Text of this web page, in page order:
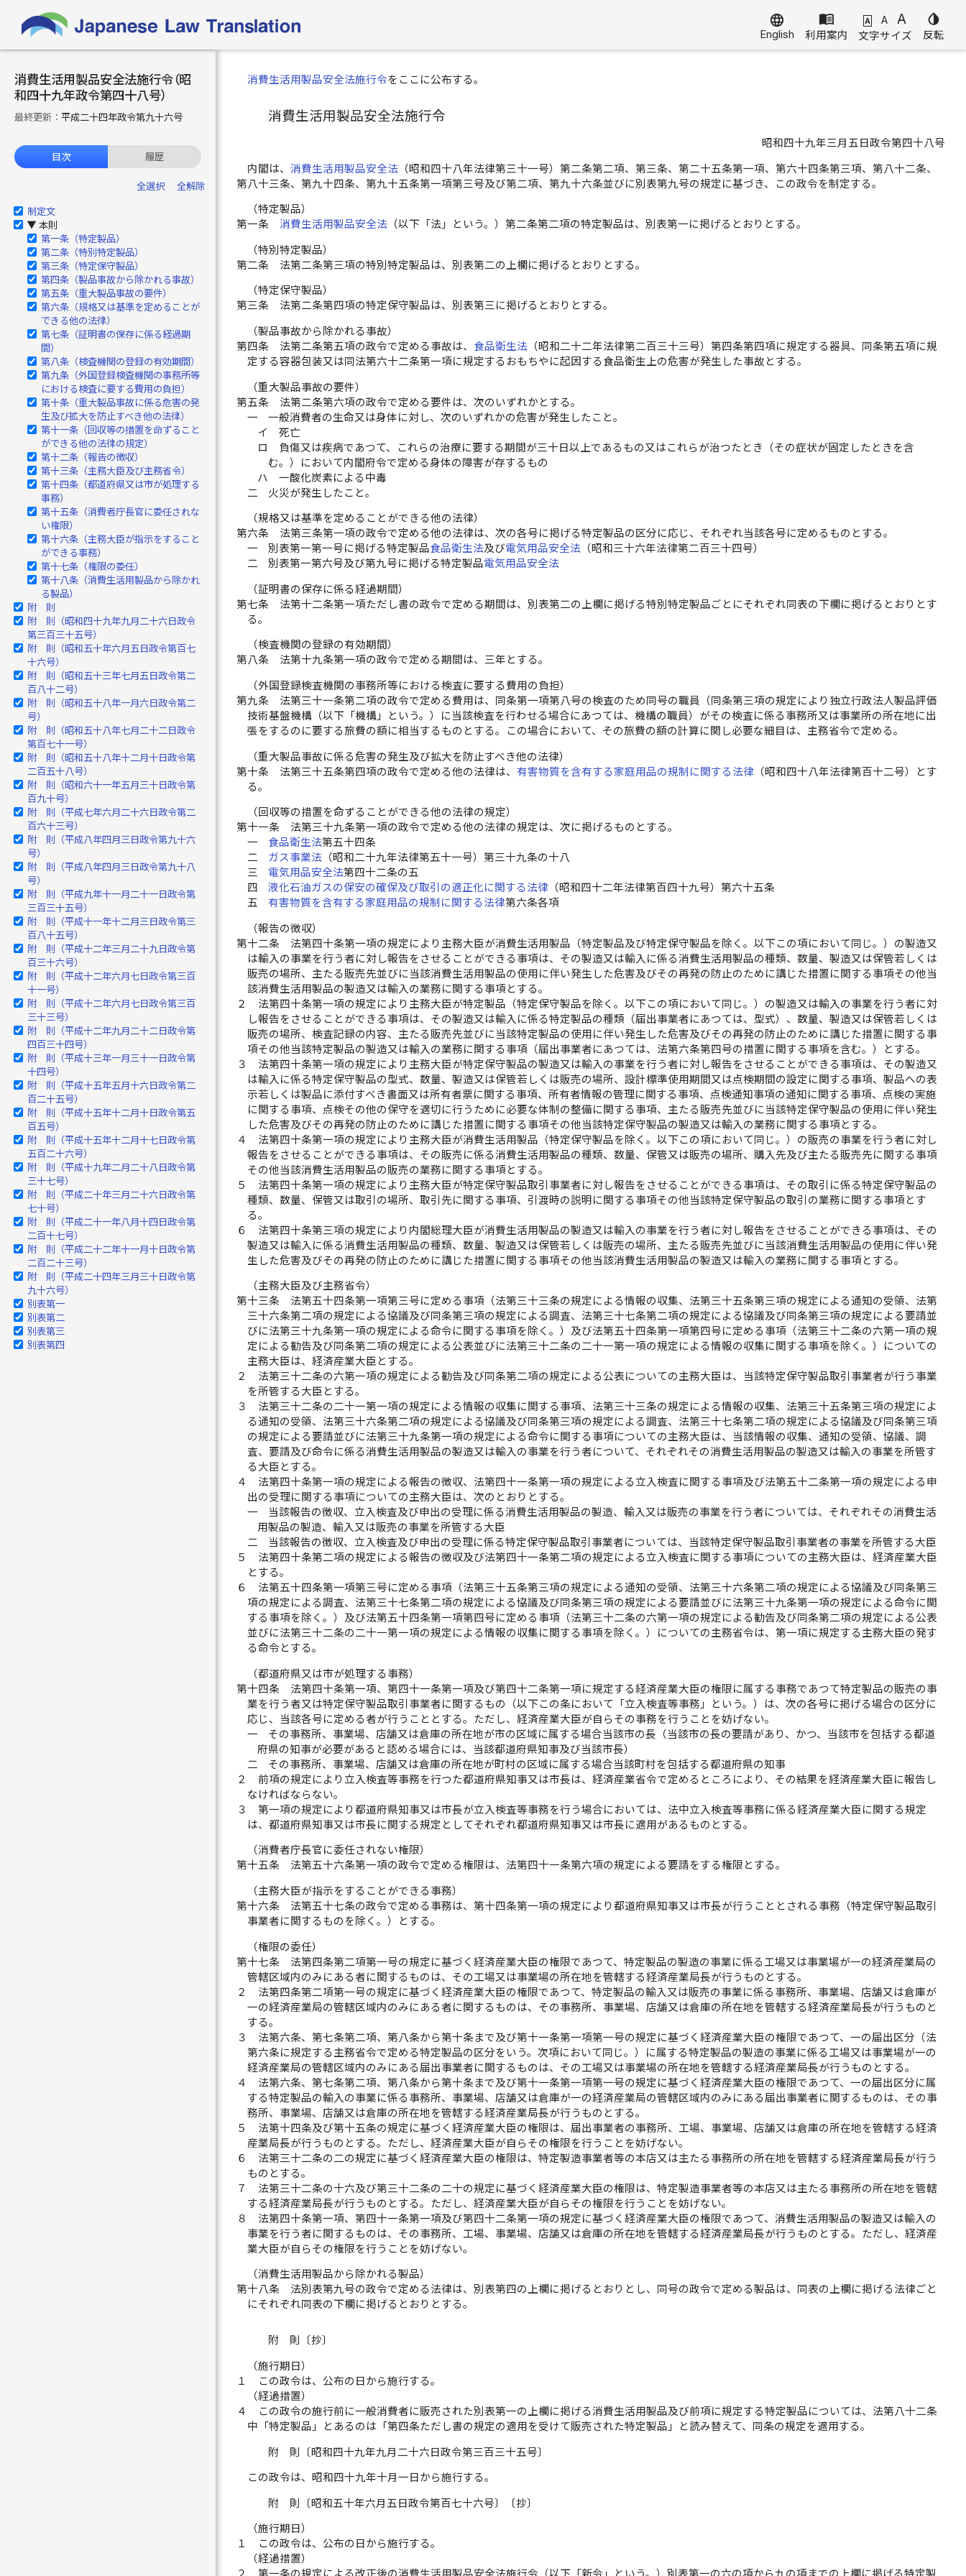
language
English
menu_book
利用案内
A A A
文字サイズ
invert_colors
反転
消費生活用製品安全法施行令（昭
和四十九年政令第四十八号）
最終更新： 平成二十四年政令第九十六号
目次 履歴
全選択 全解除
制定文
▶ 本則
第一条（特定製品）
第二条（特別特定製品）
第三条（特定保守製品）
第四条（製品事故から除かれる事故）
第五条（重大製品事故の要件）
第六条（規格又は基準を定めることが
できる他の法律）
第七条（証明書の保存に係る経過期
間）
第八条（検査機関の登録の有効期間）
第九条（外国登録検査機関の事務所等
における検査に要する費用の負担）
第十条（重大製品事故に係る危害の発
生及び拡大を防止すべき他の法律）
第十一条（回収等の措置を命ずること
ができる他の法律の規定）
第十二条（報告の徴収）
第十三条（主務大臣及び主務省令）
第十四条（都道府県又は市が処理する
事務）
第十五条（消費者庁長官に委任されな
い権限）
第十六条（主務大臣が指示をすること
ができる事務）
第十七条（権限の委任）
第十八条（消費生活用製品から除かれ
る製品）
附 則
附 則（昭和四十九年九月二十六日政令
第三百三十五号）
附 則（昭和五十年六月五日政令第百七
十六号）
附 則（昭和五十三年七月五日政令第二
百八十二号）
附 則（昭和五十八年一月六日政令第二
号）
附 則（昭和五十八年七月二十二日政令
第百七十一号）
附 則（昭和五十八年十二月十日政令第
二百五十八号）
附 則（昭和六十一年五月三十日政令第
百九十号）
附 則（平成七年六月二十六日政令第二
百六十三号）
附 則（平成八年四月三日政令第九十六
号）
附 則（平成八年四月三日政令第九十八
号）
附 則（平成九年十一月二十一日政令第
三百三十五号）
附 則（平成十一年十二月三日政令第三
百八十五号）
附 則（平成十二年三月二十九日政令第
百三十六号）
附 則（平成十二年六月七日政令第三百
十一号）
附 則（平成十二年六月七日政令第三百
三十三号）
附 則（平成十二年九月二十二日政令第
四百三十四号）
附 則（平成十三年一月三十一日政令第
十四号）
附 則（平成十五年五月十六日政令第二
百二十五号）
附 則（平成十五年十二月十日政令第五
百五号）
附 則（平成十五年十二月十七日政令第
五百二十六号）
附 則（平成十九年二月二十八日政令第
三十七号）
附 則（平成二十年三月二十六日政令第
七十号）
附 則（平成二十一年八月十四日政令第
二百十七号）
附 則（平成二十二年十一月十日政令第
二百二十三号）
附 則（平成二十四年三月三十日政令第
九十六号）
別表第一
別表第二
別表第三
別表第四
消費生活用製品安全法施行令をここに公布する。
消費生活用製品安全法施行令
昭和四十九年三月五日政令第四十八号
内閣は、 消費生活用製品安全法（昭和四十八年法律第三十一号）第二条第二項、第三条、第二十五条第一項、第六十四条第三項、第八十二条、
第八十三条、第九十四条、第九十五条第一項第三号及び第二項、第九十六条並びに別表第九号の規定に基づき、この政令を制定する。
（特定製品）
第一条
消費生活用製品安全法（以下「法」という。）第二条第二項の特定製品は、別表第一に掲げるとおりとする。
（特別特定製品）
第二条
法第二条第三項の特別特定製品は、別表第二の上欄に掲げるとおりとする。
（特定保守製品）
第三条
法第二条第四項の特定保守製品は、別表第三に掲げるとおりとする。
（製品事故から除かれる事故）
第四条
法第二条第五項の政令で定める事故は、 食品衛生法（昭和二十二年法律第二百三十三号）第四条第四項に規定する器具、同条第五項に規
定する容器包装又は同法第六十二条第一項に規定するおもちやに起因する食品衛生上の危害が発生した事故とする。
（重大製品事故の要件）
第五条
法第二条第六項の政令で定める要件は、次のいずれかとする。
一
一般消費者の生命又は身体に対し、次のいずれかの危害が発生したこと。
イ
死亡
ロ
負傷又は疾病であつて、これらの治療に要する期間が三十日以上であるもの又はこれらが治つたとき（その症状が固定したときを含
む。）において内閣府令で定める身体の障害が存するもの
ハ
一酸化炭素による中毒
二
火災が発生したこと。
（規格又は基準を定めることができる他の法律）
第六条
法第三条第一項の政令で定める他の法律は、次の各号に掲げる特定製品の区分に応じ、それぞれ当該各号に定めるものとする。
一
別表第一第一号に掲げる特定製品食品衛生法及び電気用品安全法 （昭和三十六年法律第二百三十四号）
二
別表第一第六号及び第九号に掲げる特定製品電気用品安全法
（証明書の保存に係る経過期間）
第七条
法第十二条第一項ただし書の政令で定める期間は、別表第二の上欄に掲げる特別特定製品ごとにそれぞれ同表の下欄に掲げるとおりとす
る。
（検査機関の登録の有効期間）
第八条
法第十九条第一項の政令で定める期間は、三年とする。
（外国登録検査機関の事務所等における検査に要する費用の負担）
第九条
法第三十一条第二項の政令で定める費用は、同条第一項第八号の検査のため同号の職員（同条第三項の規定により独立行政法人製品評価
技術基盤機構（以下「機構」という。）に当該検査を行わせる場合にあつては、機構の職員）がその検査に係る事務所又は事業所の所在地に出
張をするのに要する旅費の額に相当するものとする。この場合において、その旅費の額の計算に関し必要な細目は、主務省令で定める。
（重大製品事故に係る危害の発生及び拡大を防止すべき他の法律）
第十条
法第三十五条第四項の政令で定める他の法律は、 有害物質を含有する家庭用品の規制に関する法律（昭和四十八年法律第百十二号）とす
る。
（回収等の措置を命ずることができる他の法律の規定）
第十一条
法第三十九条第一項の政令で定める他の法律の規定は、次に掲げるものとする。
一
食品衛生法第五十四条
二
ガス事業法 （昭和二十九年法律第五十一号）第三十九条の十八
三
電気用品安全法第四十二条の五
四
液化石油ガスの保安の確保及び取引の適正化に関する法律 （昭和四十二年法律第百四十九号）第六十五条
五
有害物質を含有する家庭用品の規制に関する法律第六条各項
（報告の徴収）
第十二条
法第四十条第一項の規定により主務大臣が消費生活用製品（特定製品及び特定保守製品を除く。以下この項において同じ。）の製造又
は輸入の事業を行う者に対し報告をさせることができる事項は、その製造又は輸入に係る消費生活用製品の種類、数量、製造又は保管若しくは
販売の場所、主たる販売先並びに当該消費生活用製品の使用に伴い発生した危害及びその再発の防止のために講じた措置に関する事項その他当
該消費生活用製品の製造又は輸入の業務に関する事項とする。
２
法第四十条第一項の規定により主務大臣が特定製品（特定保守製品を除く。以下この項において同じ。）の製造又は輸入の事業を行う者に対
し報告をさせることができる事項は、その製造又は輸入に係る特定製品の種類（届出事業者にあつては、型式）、数量、製造又は保管若しくは
販売の場所、検査記録の内容、主たる販売先並びに当該特定製品の使用に伴い発生した危害及びその再発の防止のために講じた措置に関する事
項その他当該特定製品の製造又は輸入の業務に関する事項（届出事業者にあつては、法第六条第四号の措置に関する事項を含む。）とする。
３
法第四十条第一項の規定により主務大臣が特定保守製品の製造又は輸入の事業を行う者に対し報告をさせることができる事項は、その製造又
は輸入に係る特定保守製品の型式、数量、製造又は保管若しくは販売の場所、設計標準使用期間又は点検期間の設定に関する事項、製品への表
示若しくは製品に添付すべき書面又は所有者票に関する事項、所有者情報の管理に関する事項、点検通知事項の通知に関する事項、点検の実施
に関する事項、点検その他の保守を適切に行うために必要な体制の整備に関する事項、主たる販売先並びに当該特定保守製品の使用に伴い発生
した危害及びその再発の防止のために講じた措置に関する事項その他当該特定保守製品の製造又は輸入の業務に関する事項とする。
４
法第四十条第一項の規定により主務大臣が消費生活用製品（特定保守製品を除く。以下この項において同じ。）の販売の事業を行う者に対し
報告をさせることができる事項は、その販売に係る消費生活用製品の種類、数量、保管又は販売の場所、購入先及び主たる販売先に関する事項
その他当該消費生活用製品の販売の業務に関する事項とする。
５
法第四十条第一項の規定により主務大臣が特定保守製品取引事業者に対し報告をさせることができる事項は、その取引に係る特定保守製品の
種類、数量、保管又は取引の場所、取引先に関する事項、引渡時の説明に関する事項その他当該特定保守製品の取引の業務に関する事項とす
る。
６
法第四十条第三項の規定により内閣総理大臣が消費生活用製品の製造又は輸入の事業を行う者に対し報告をさせることができる事項は、その
製造又は輸入に係る消費生活用製品の種類、数量、製造又は保管若しくは販売の場所、主たる販売先並びに当該消費生活用製品の使用に伴い発
生した危害及びその再発の防止のために講じた措置に関する事項その他当該消費生活用製品の製造又は輸入の業務に関する事項とする。
（主務大臣及び主務省令）
第十三条
法第五十四条第一項第三号に定める事項（法第三十三条の規定による情報の収集、法第三十五条第三項の規定による通知の受領、法第
三十六条第二項の規定による協議及び同条第三項の規定による調査、法第三十七条第二項の規定による協議及び同条第三項の規定による要請並
びに法第三十九条第一項の規定による命令に関する事項を除く。）及び法第五十四条第一項第四号に定める事項（法第三十二条の六第一項の規
定による勧告及び同条第二項の規定による公表並びに法第三十二条の二十一第一項の規定による情報の収集に関する事項を除く。）についての
主務大臣は、経済産業大臣とする。
２
法第三十二条の六第一項の規定による勧告及び同条第二項の規定による公表についての主務大臣は、当該特定保守製品取引事業者が行う事業
を所管する大臣とする。
３
法第三十二条の二十一第一項の規定による情報の収集に関する事項、法第三十三条の規定による情報の収集、法第三十五条第三項の規定によ
る通知の受領、法第三十六条第二項の規定による協議及び同条第三項の規定による調査、法第三十七条第二項の規定による協議及び同条第三項
の規定による要請並びに法第三十九条第一項の規定による命令に関する事項についての主務大臣は、当該情報の収集、通知の受領、協議、調
査、要請及び命令に係る消費生活用製品の製造又は輸入の事業を行う者について、それぞれその消費生活用製品の製造又は輸入の事業を所管す
る大臣とする。
４
法第四十条第一項の規定による報告の徴収、法第四十一条第一項の規定による立入検査に関する事項及び法第五十二条第一項の規定による申
出の受理に関する事項についての主務大臣は、次のとおりとする。
一
当該報告の徴収、立入検査及び申出の受理に係る消費生活用製品の製造、輸入又は販売の事業を行う者については、それぞれその消費生活
用製品の製造、輸入又は販売の事業を所管する大臣
二
当該報告の徴収、立入検査及び申出の受理に係る特定保守製品取引事業者については、当該特定保守製品取引事業者の事業を所管する大臣
５
法第四十条第二項の規定による報告の徴収及び法第四十一条第二項の規定による立入検査に関する事項についての主務大臣は、経済産業大臣
とする。
６
法第五十四条第一項第三号に定める事項（法第三十五条第三項の規定による通知の受領、法第三十六条第二項の規定による協議及び同条第三
項の規定による調査、法第三十七条第二項の規定による協議及び同条第三項の規定による要請並びに法第三十九条第一項の規定による命令に関
する事項を除く。）及び法第五十四条第一項第四号に定める事項（法第三十二条の六第一項の規定による勧告及び同条第二項の規定による公表
並びに法第三十二条の二十一第一項の規定による情報の収集に関する事項を除く。）についての主務省令は、第一項に規定する主務大臣の発す
る命令とする。
（都道府県又は市が処理する事務）
第十四条
法第四十条第一項、第四十一条第一項及び第四十二条第一項に規定する経済産業大臣の権限に属する事務であつて特定製品の販売の事
業を行う者又は特定保守製品取引事業者に関するもの（以下この条において「立入検査等事務」という。）は、次の各号に掲げる場合の区分に
応じ、当該各号に定める者が行うこととする。ただし、経済産業大臣が自らその事務を行うことを妨げない。
一
その事務所、事業場、店舗又は倉庫の所在地が市の区域に属する場合当該市の長（当該市の長の要請があり、かつ、当該市を包括する都道
府県の知事が必要があると認める場合には、当該都道府県知事及び当該市長）
二
その事務所、事業場、店舗又は倉庫の所在地が町村の区域に属する場合当該町村を包括する都道府県の知事
２
前項の規定により立入検査等事務を行つた都道府県知事又は市長は、経済産業省令で定めるところにより、その結果を経済産業大臣に報告し
なければならない。
３
第一項の規定により都道府県知事又は市長が立入検査等事務を行う場合においては、法中立入検査等事務に係る経済産業大臣に関する規定
は、都道府県知事又は市長に関する規定としてそれぞれ都道府県知事又は市長に適用があるものとする。
（消費者庁長官に委任されない権限）
第十五条
法第五十六条第一項の政令で定める権限は、法第四十一条第六項の規定による要請をする権限とする。
（主務大臣が指示をすることができる事務）
第十六条
法第五十七条の政令で定める事務は、第十四条第一項の規定により都道府県知事又は市長が行うこととされる事務（特定保守製品取引
事業者に関するものを除く。）とする。
（権限の委任）
第十七条
法第四条第二項第一号の規定に基づく経済産業大臣の権限であつて、特定製品の製造の事業に係る工場又は事業場が一の経済産業局の
管轄区域内のみにある者に関するものは、その工場又は事業場の所在地を管轄する経済産業局長が行うものとする。
２
法第四条第二項第一号の規定に基づく経済産業大臣の権限であつて、特定製品の輸入又は販売の事業に係る事務所、事業場、店舗又は倉庫が
一の経済産業局の管轄区域内のみにある者に関するものは、その事務所、事業場、店舗又は倉庫の所在地を管轄する経済産業局長が行うものと
する。
３
法第六条、第七条第二項、第八条から第十条まで及び第十一条第一項第一号の規定に基づく経済産業大臣の権限であつて、一の届出区分（法
第六条に規定する主務省令で定める特定製品の区分をいう。次項において同じ。）に属する特定製品の製造の事業に係る工場又は事業場が一の
経済産業局の管轄区域内のみにある届出事業者に関するものは、その工場又は事業場の所在地を管轄する経済産業局長が行うものとする。
４
法第六条、第七条第二項、第八条から第十条まで及び第十一条第一項第一号の規定に基づく経済産業大臣の権限であつて、一の届出区分に属
する特定製品の輸入の事業に係る事務所、事業場、店舗又は倉庫が一の経済産業局の管轄区域内のみにある届出事業者に関するものは、その事
務所、事業場、店舗又は倉庫の所在地を管轄する経済産業局長が行うものとする。
５
法第十四条及び第十五条の規定に基づく経済産業大臣の権限は、届出事業者の事務所、工場、事業場、店舗又は倉庫の所在地を管轄する経済
産業局長が行うものとする。ただし、経済産業大臣が自らその権限を行うことを妨げない。
６
法第三十二条の二の規定に基づく経済産業大臣の権限は、特定製造事業者等の本店又は主たる事務所の所在地を管轄する経済産業局長が行う
ものとする。
７
法第三十二条の十六及び第三十二条の二十の規定に基づく経済産業大臣の権限は、特定製造事業者等の本店又は主たる事務所の所在地を管轄
する経済産業局長が行うものとする。ただし、経済産業大臣が自らその権限を行うことを妨げない。
８
法第四十条第一項、第四十一条第一項及び第四十二条第一項の規定に基づく経済産業大臣の権限であつて、消費生活用製品の製造又は輸入の
事業を行う者に関するものは、その事務所、工場、事業場、店舗又は倉庫の所在地を管轄する経済産業局長が行うものとする。ただし、経済産
業大臣が自らその権限を行うことを妨げない。
（消費生活用製品から除かれる製品）
第十八条
法別表第九号の政令で定める法律は、別表第四の上欄に掲げるとおりとし、同号の政令で定める製品は、同表の上欄に掲げる法律ごと
にそれぞれ同表の下欄に掲げるとおりとする。
附 則〔抄〕
（施行期日）
１
この政令は、公布の日から施行する。
（経過措置）
４
この政令の施行前に一般消費者に販売された別表第一の上欄に掲げる消費生活用製品及び前項に規定する特定製品については、法第八十二条
中「特定製品」とあるのは「第四条ただし書の規定の適用を受けて販売された特定製品」と読み替えて、同条の規定を適用する。
附 則〔昭和四十九年九月二十六日政令第三百三十五号〕
この政令は、昭和四十九年十月一日から施行する。
附 則〔昭和五十年六月五日政令第百七十六号〕〔抄〕
（施行期日）
１
この政令は、公布の日から施行する。
（経過措置）